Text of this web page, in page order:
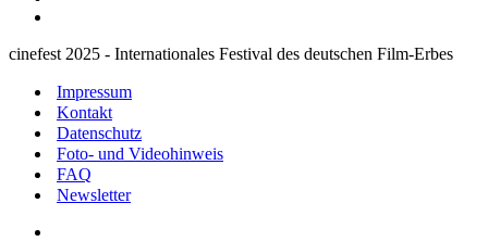
cinefest 2025 - Internationales Festival des deutschen Film-Erbes
Impressum
Kontakt
Datenschutz
Foto- und Videohinweis
FAQ
Newsletter